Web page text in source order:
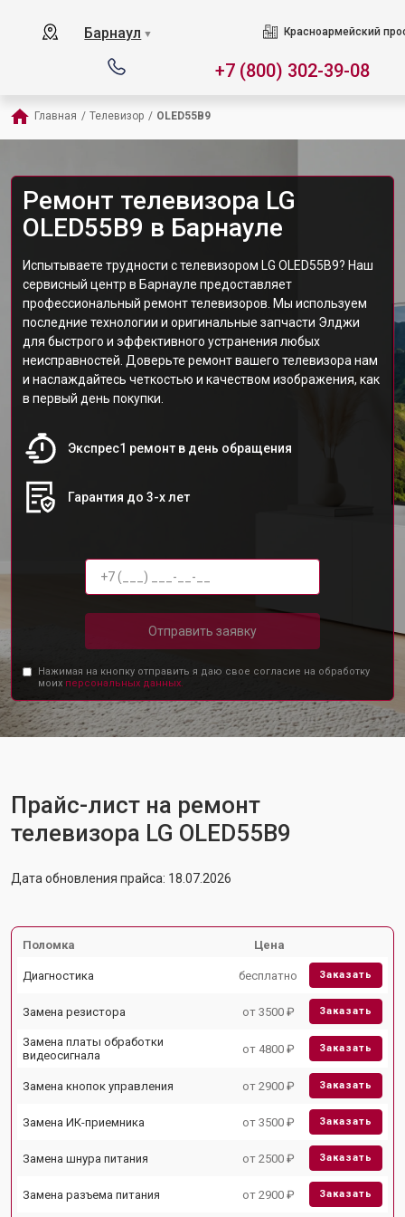
Барнаул ▼ Красноармейский
+7 (800) 302-39-08
Главная / Телевизор / OLED55B9
Ремонт телевизора LG
OLED55B9 в Барнауле
Испытываете трудности с телевизором LG OLED55B9? Наш
сервисный центр в Барнауле предоставляет
профессиональный ремонт телевизоров. Мы используем
последние технологии и оригинальные запчасти Элджи
для быстрого и эффективного устранения любых
неисправностей. Доверьте ремонт вашего телевизора нам
и наслаждайтесь четкостью и качеством изображения, как
в первый день покупки.
Экспрес1 ремонт в день обращения
Гарантия до 3-х лет
Отправить заявку
Нажимая на кнопку отправить я даю свое согласие на обработку
моих персональных данных.
Прайс-лист на ремонт
телевизора LG OLED55B9
Дата обновления прайса: 18.07.2026
Поломка Цена
Диагностика бесплатно Заказать
Замена резистора от 3500 ₽ Заказать
Замена платы обработки
видеосигнала
от 4800 ₽ Заказать
Замена кнопок управления от 2900 ₽ Заказать
Замена ИК-приемника от 3500 ₽ Заказать
Замена шнура питания от 2500 ₽ Заказать
Замена разъема питания от 2900 ₽ Заказать